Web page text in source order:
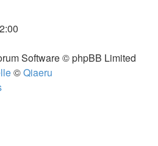
Software © phpBB Limited
©Qiaeru